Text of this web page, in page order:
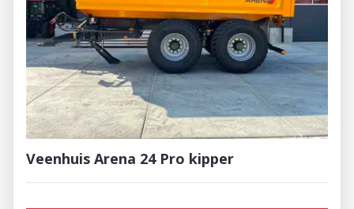
Veenhuis Arena 24 Pro kipper